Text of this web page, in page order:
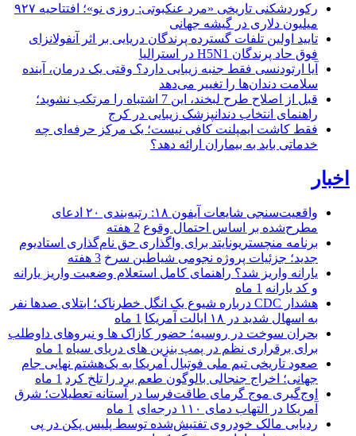
رکوردشکنی تاریخی «مرد عنکبوتی: روزی نو»؛ افتتاحیه ۹۲۷
میلیون دلاری در گیشه جهانی
تایید اولین تلفات گسترده پرندگان دریایی بر اثر آنفولانزای
فوق حاد پرندگان H5N1 در استرالیا
آیا ارتودنسی فقط جنبه زیبایی دارد؟ وقتی یک درمان، آینده
سلامت دندان‌ها را تغییر می‌دهد
قبل از اصلاح طرح لبخند، این 7 اشتباه را مرتکب نشوید؛
راهنمای انتخاب دندانپزشک زیبایی در کرج
فقط کاشت ایمپلنت کافی نیست؛ یک مرکز حرفه‌ای چه
خدماتی باید به بیماران ارائه دهد؟
اخبار
واقعیت‌سنجی شایعات آیفون ۱۸: رتبه‌بندی ۲۰ ادعای
مطرح‌شده بر اساس احتمال وقوع 2 هفته
برنامه منچستریونایتد برای واگذاری حق نام‌گذاری استادیوم
جدید؛ جزئیات پروژه نجومی شیاطین سرخ 3 هفته
یارانه واریز شد؟ راهنمای کامل استعلام وضعیت واریز یارانه
و کد یارانه 1 ماه
هشدار CDC درباره شیوع یک انگل خطرناک؛ ابتلای صدها نفر
به اسهال شدید در ۱۸ ایالت آمریکا
1 ماه
بحران سوخت در روسیه؛ حضور کازاک‌ ها و نیروهای داوطلب
برای برقراری نظم در پمپ بنزین‌ های دریای سیاه 1 ماه
صعود تاریخی تیم ملی فوتبال آمریکا به یک‌هشتم نهایی جام
جهانی؛ اخراج جنجالی بالوگون طعم برد را تلخ کرد 1 ماه
اوج‌گیری موج گرمای طاقت‌فرسا در آستانه تعطیلات؛ شرق
آمریکا در التهاب دمای ۱۱۰ درجه‌ای
1 ماه
ردیابی مالک خودروی تفتیش‌شده توسط پلیس پکن در پی